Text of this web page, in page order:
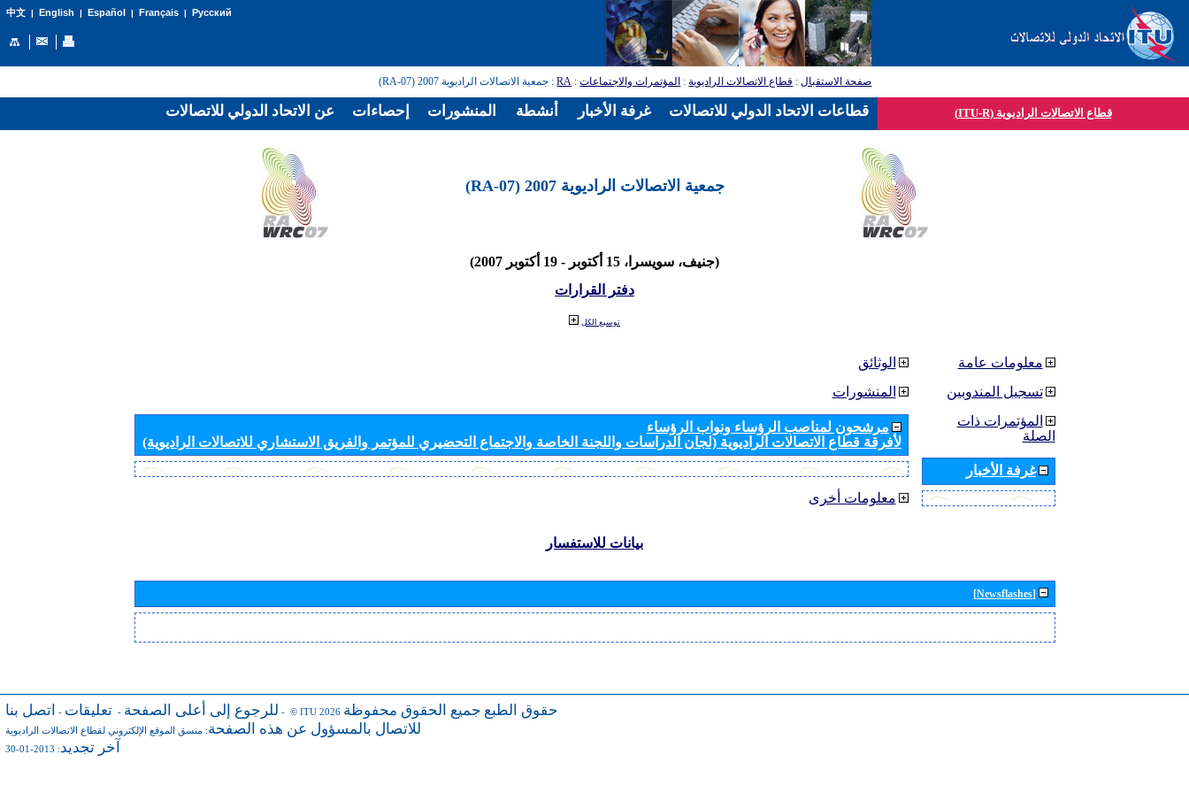
中文| English | Español | Français| Русский
صفحة الاستقبال: قطاع الاتصالات الراديوية: المؤتمرات والاجتماعات:
RA: جمعية الاتصالات الراديوية 2007 (RA-07)
قطاع الاتصالات الراديوية (ITU-R)
جمعية الاتصالات الراديوية 2007 (RA-07)
(جنيف، سويسرا، 15 أكتوبر - 19 أكتوبر 2007)
دفتر القرارات
توسيع الكل
الوثائق
المنشورات
مرشحون لمناصب الرؤساء ونواب الرؤساء
لأفرقة قطاع الاتصالات الراديوية (لجان الدراسات واللجنة الخاصة والاجتماع التحضيري للمؤتمر والفريق الاستشاري للاتصالات الراديوية)
معلومات أخرى
معلومات عامة
تسجيل المندوبين
المؤتمرات ذات
الصلة
غرفة الأخبار
بيانات للاستفسار
[Newsflashes]
للرجوع إلى أعلى الصفحة - تعليقات - اتصل بنا - © ITU 2026 حقوق الطبع جميع الحقوق محفوظة
للاتصال بالمسؤول عن هذه الصفحة: منسق الموقع الإلكتروني لقطاع الاتصالات الراديوية
آخر تجديد: 2013-01-30
عن الاتحاد الدولي للاتصالات إحصاءات المنشورات أنشطة غرفة الأخبار قطاعات الاتحاد الدولي للاتصالات